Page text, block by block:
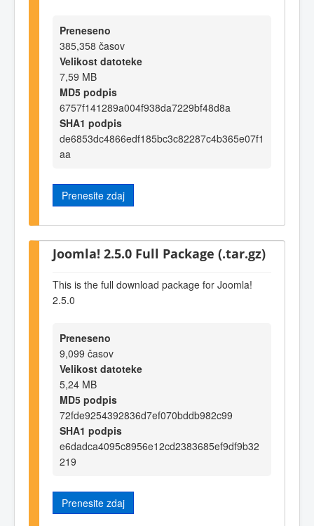
Preneseno
385,358 časov
Velikost datoteke
7,59 MB
MD5 podpis
6757f141289a004f938da7229bf48d8a
SHA1 podpis
de6853dc4866edf185bc3c82287c4b365e07f1
aa
Prenesite zdaj
Joomla! 2.5.0 Full Package (.tar.gz)
This is the full download package for Joomla!
2.5.0
Preneseno
9,099 časov
Velikost datoteke
5,24 MB
MD5 podpis
72fde9254392836d7ef070bddb982c99
SHA1 podpis
e6dadca4095c8956e12cd2383685ef9df9b32
219
Prenesite zdaj